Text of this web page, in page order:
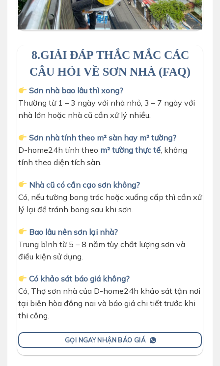
8.GIẢI ĐÁP THẮC MẮC CÁC
CÂU HỎI VỀ SƠN NHÀ (FAQ)
Sơn nhà bao lâu thì xong?
Thường từ 1 – 3 ngày với nhà nhỏ, 3 – 7 ngày với
nhà lớn hoặc nhà cũ cần xử lý nhiều.
Sơn nhà tính theo m² sàn hay m² tường?
D-home24h tính theo m² tường thực tế, không
tính theo diện tích sàn.
Nhà cũ có cần cạo sơn không?
Có, nếu tường bong tróc hoặc xuống cấp thì cần xử
lý lại để tránh bong sau khi sơn.
Bao lâu nên sơn lại nhà?
Trung bình từ 5 – 8 năm tùy chất lượng sơn và
điều kiện sử dụng.
Có khảo sát báo giá không?
Có, Thợ sơn nhà của D-home24h khảo sát tận nơi
tại biên hòa đồng nai và báo giá chi tiết trước khi
thi công.
GỌI NGAY NHẬN BÁO GIÁ